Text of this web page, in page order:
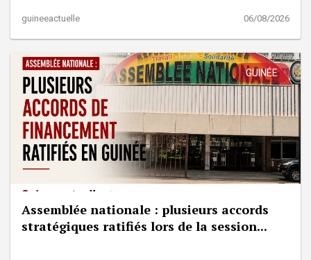
guineeactuelle 06/08/2026
GUINÉE
Assemblée nationale : plusieurs accords
stratégiques ratifiés lors de la session...